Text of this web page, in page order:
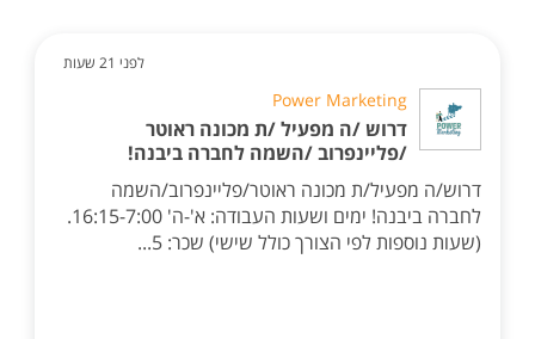
לפני 21 שעות
Power Marketing
דרוש /ה מפעיל /ת מכונה ראוטר
/פליינפרוב /השמה לחברה ביבנה!
דרוש/ה מפעיל/ת מכונה ראוטר/פליינפרוב/השמה
לחברה ביבנה! ימים ושעות העבודה: א'-ה' 16:15-7:00.
(שעות נוספות לפי הצורך כולל שישי) שכר: 5...